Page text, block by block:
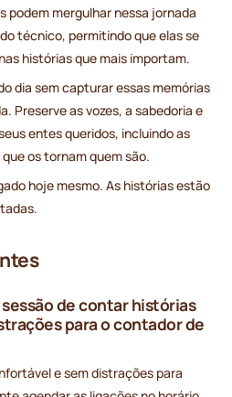
podem mergulhar nessa jornada
técnico, permitindo que elas se
histórias que mais importam.
dia sem capturar essas memórias
Preserve as vozes, a sabedoria e
entes queridos, incluindo as
os tornam quem são.
hoje mesmo. As histórias estão
de contar histórias
para o contador de
e sem distrações para